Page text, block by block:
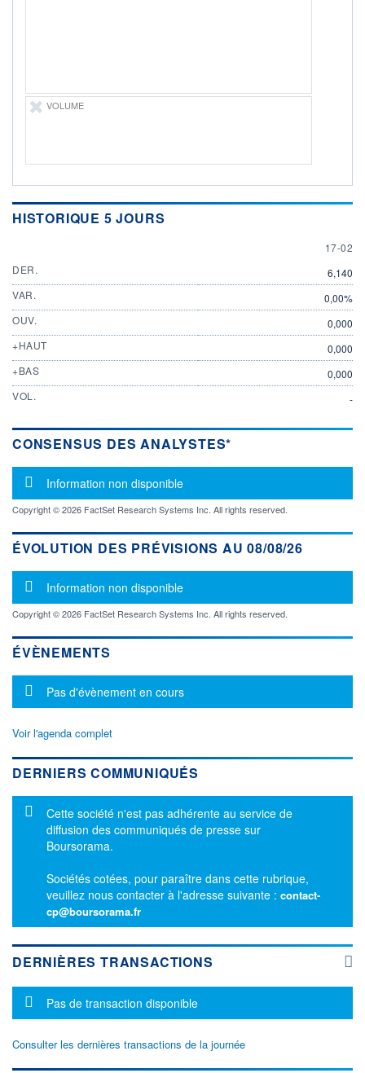
VOLUME
HISTORIQUE 5 JOURS
17
17-02
DER.
6,140
VAR.
0,00%
OUV.
0,000
+HAUT
0,000
+BAS
0,000
VOL.
-
CONSENSUS DES ANALYSTES*
Message d'information
Information non disponible
Copyright © 2026 FactSet Research Systems Inc. All rights reserved.
ÉVOLUTION DES PRÉVISIONS AU 08/08/26
Message d'information
Information non disponible
Copyright © 2026 FactSet Research Systems Inc. All rights reserved.
ÉVÈNEMENTS
Message d'information
Pas d'évènement en cours
Voir l'agenda complet
DERNIERS COMMUNIQUÉS
Message d'information
Cette société n'est pas adhérente au service de
diffusion des communiqués de presse sur
Boursorama.
Sociétés cotées, pour paraître dans cette rubrique,
veuillez nous contacter à l'adresse suivante : contact-
cp@boursorama.fr
DERNIÈRES TRANSACTIONS
Message d'information
Pas de transaction disponible
Consulter les dernières transactions de la journée